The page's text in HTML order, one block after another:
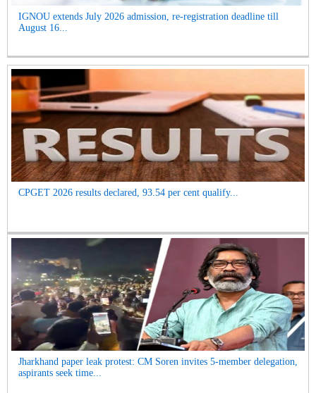
IGNOU extends July 2026 admission, re-registration deadline till
August 16...
CPGET 2026 results declared, 93.54 per cent qualify...
Jharkhand paper leak protest: CM Soren invites 5-member delegation,
aspirants seek time...